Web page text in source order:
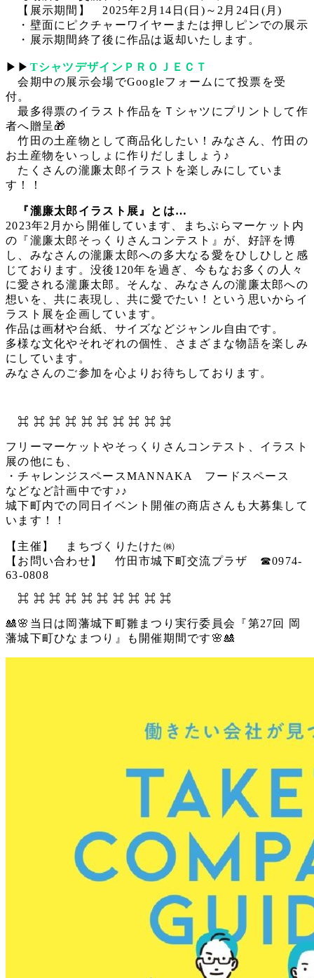
【展示期間】 2025年2月14日(日)～2月24日(月)
・壁面にピクチャーワイヤーまたは押しピンでの展示
・展示期間終了後に作品は返却いたします。
▶▶ TシャツデザインＰＲＯＪＥＣＴ
会期中の展示会場でGoogleフォームにて投票を受
付。
最多得票のイラスト作品をＴシャツにプリントして作
者へ贈呈🎁
竹田の土産物として商品化したい！みなさん、竹田の
お土産物をいっしょに作りだしましょう♪
たくさんの瀧廉太郎イラストを楽しみにしていま
す！！
『瀧廉太郎イラスト展』とは…
2023年2月から開催しています、まちぷらマーケット内
の『瀧廉太郎そっくりさんコンテスト』が、好評を博
し、みなさんの瀧廉太郎への多大なる愛をひしひしと感
じております。没後120年を過ぎ、今もなお多くの人々
に愛される瀧廉太郎。そんな、みなさんの瀧廉太郎への
想いを、共に表現し、共に愛でたい！という思いからイ
ラスト展を企画しています。
作品は画材や台紙、サイズなどジャンル自由です。
多様な文化やそれぞれの個性、さまざまな物語を楽しみ
にしています。
みなさんのご参加を心よりお待ちしております。
⌘ ⌘ ⌘ ⌘ ⌘ ⌘ ⌘ ⌘ ⌘ ⌘
フリーマーケットやそっくりさんコンテスト、イラスト
展の他にも、
・チャレンジスペースMANNAKA フードスペース
などなど計画中です♪♪
城下町内での同日イベント開催の商店さんも大募集して
います！！
【主催】 まちづくりたけた㈱
【お問い合わせ】 竹田市城下町交流プラザ ☎0974-
63-0808
⌘ ⌘ ⌘ ⌘ ⌘ ⌘ ⌘ ⌘ ⌘ ⌘
🎎🌸当日は岡藩城下町雛まつり実行委員会『第27回 岡
藩城下町ひなまつり』も開催期間です🌸🎎